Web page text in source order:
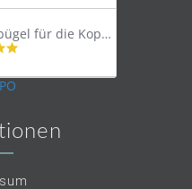
rating
Kleiderbügel für die Kopfstütze
4.9
rating